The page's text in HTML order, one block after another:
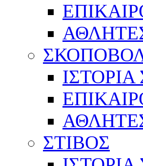
ΣΤΙΒΟΣ